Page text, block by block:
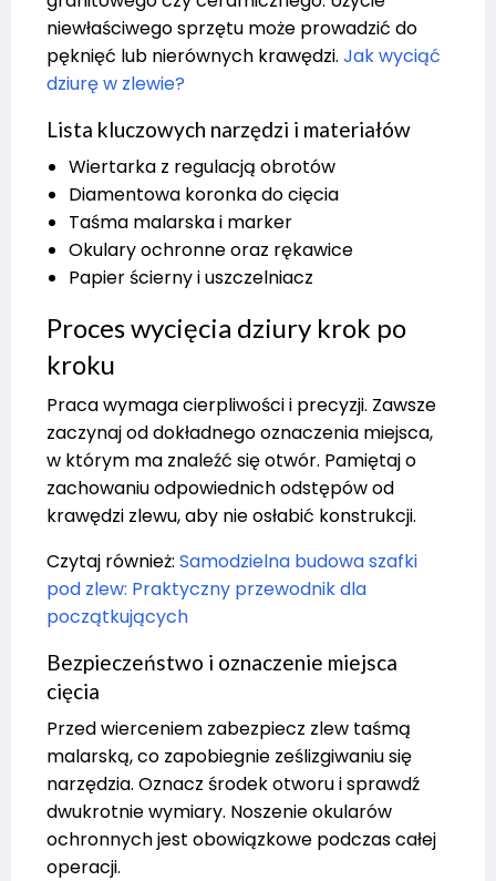
niewłaściwego sprzętu może prowadzić do
pęknięć lub nierównych krawędzi. Jak wyciąć
dziurę w zlewie?
Lista kluczowych narzędzi i materiałów
Wiertarka z regulacją obrotów
Diamentowa koronka do cięcia
Taśma malarska i marker
Okulary ochronne oraz rękawice
Papier ścierny i uszczelniacz
Proces wycięcia dziury krok po
kroku
Praca wymaga cierpliwości i precyzji. Zawsze
zaczynaj od dokładnego oznaczenia miejsca,
w którym ma znaleźć się otwór. Pamiętaj o
zachowaniu odpowiednich odstępów od
krawędzi zlewu, aby nie osłabić konstrukcji.
Czytaj również: Samodzielna budowa szafki
pod zlew: Praktyczny przewodnik dla
początkujących
Bezpieczeństwo i oznaczenie miejsca
cięcia
Przed wierceniem zabezpiecz zlew taśmą
malarską, co zapobiegnie ześlizgiwaniu się
narzędzia. Oznacz środek otworu i sprawdź
dwukrotnie wymiary. Noszenie okularów
ochronnych jest obowiązkowe podczas całej
operacji.